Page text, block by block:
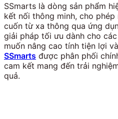
SSmarts là dòng sản phẩm
kết nối thông minh, cho
cuốn từ xa thông qua ứng
giải pháp tối ưu dành cho
muốn nâng cao tính tiện lợi
SSmarts được phân phối
cam kết mang đến trải
quả.